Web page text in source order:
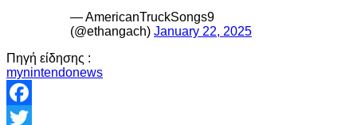
— AmericanTruckSongs9
(@ethangach) January 22, 2025
Πηγή είδησης :
mynintendonews
Facebook